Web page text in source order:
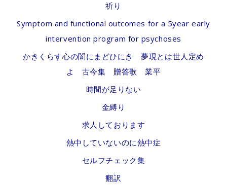
祈り
Symptom and functional outcomes for a 5year early
intervention program for psychoses
かきくらす心の闇にまどひにき 夢現とは世人定め
よ 古今集 贈答歌 業平
時間が足りない
金縛り
求人しております
熱中していないのに熱中症
セルフチェック集
翻訳